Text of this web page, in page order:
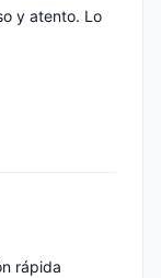
y atento. Lo
rápida